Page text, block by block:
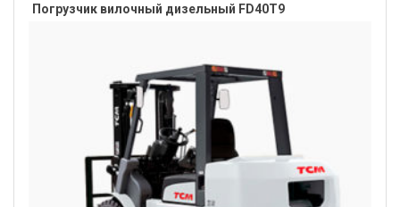
Погрузчик вилочный дизельный FD40T9